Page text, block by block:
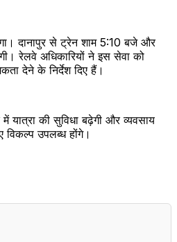
दानापुर से ट्रेन शाम 5:10 बजे और
रेलवे अधिकारियों ने इस सेवा को
देने के निर्देश दिए हैं।
यात्रा की सुविधा बढ़ेगी और व्यवसाय
विकल्प उपलब्ध होंगे।